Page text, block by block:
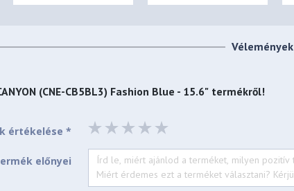
Vélemények
(CNE-CB5BL3) Fashion Blue - 15.6" termékről!
értékelése *
előnyei